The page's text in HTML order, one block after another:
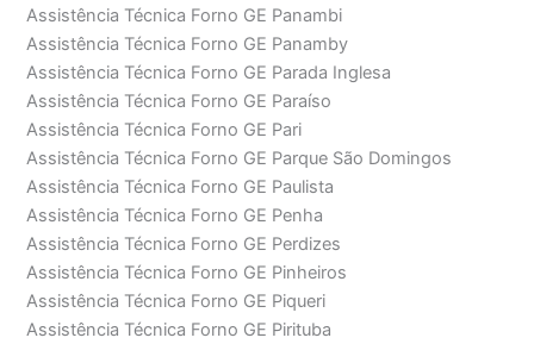
Assistência Técnica Forno GE Panambi
Assistência Técnica Forno GE Panamby
Assistência Técnica Forno GE Parada Inglesa
Assistência Técnica Forno GE Paraíso
Assistência Técnica Forno GE Pari
Assistência Técnica Forno GE Parque São Domingos
Assistência Técnica Forno GE Paulista
Assistência Técnica Forno GE Penha
Assistência Técnica Forno GE Perdizes
Assistência Técnica Forno GE Pinheiros
Assistência Técnica Forno GE Piqueri
Assistência Técnica Forno GE Pirituba